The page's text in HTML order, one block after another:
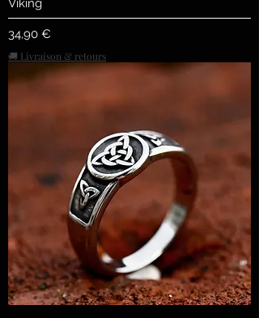
Viking
Preis
34,90 €
🚚 Livraison & retours